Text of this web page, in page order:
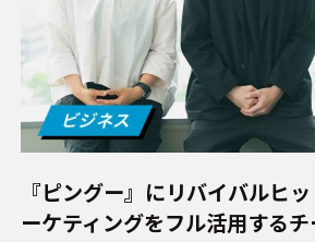
『ピングー』にリバイバルヒッ
ーケティングをフル活用する